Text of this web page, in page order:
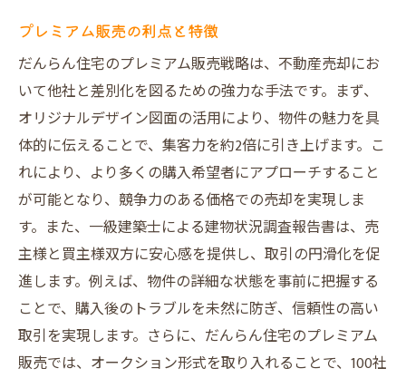
プレミアム販売の利点と特徴
だんらん住宅のプレミアム販売戦略は、不動産売却にお
いて他社と差別化を図るための強力な手法です。まず、
オリジナルデザイン図面の活用により、物件の魅力を具
体的に伝えることで、集客力を約2倍に引き上げます。こ
れにより、より多くの購入希望者にアプローチすること
が可能となり、競争力のある価格での売却を実現しま
す。また、一級建築士による建物状況調査報告書は、売
主様と買主様双方に安心感を提供し、取引の円滑化を促
進します。例えば、物件の詳細な状態を事前に把握する
ことで、購入後のトラブルを未然に防ぎ、信頼性の高い
取引を実現します。さらに、だんらん住宅のプレミアム
販売では、オークション形式を取り入れることで、100社